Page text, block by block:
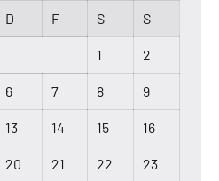
D F S S
1 2
6 7 8 9
13 14 15 16
20 21 22 23